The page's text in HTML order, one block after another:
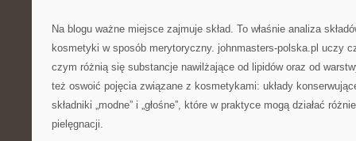
Na blogu ważne miejsce zajmuje skład. To właśnie analiza
kosmetyki w sposób merytoryczny. johnmasters-polska.pl uczy
czym różnią się substancje nawilżające od lipidów oraz od
też oswoić pojęcia związane z kosmetykami: układy
składniki „modne” i „głośne”, które w praktyce mogą działać
pielęgnacji.